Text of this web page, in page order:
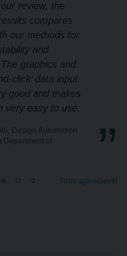
review, the
compares
our methods for
and
graphics and
click’ data input
good and makes
very easy to use.
Több ajánlólevél